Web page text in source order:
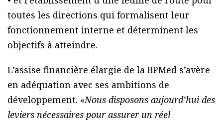
toutes les directions qui formalisent leur
fonctionnement interne et déterminent les
objectifs à atteindre.
L’assise financière élargie de la BPMed s’avère
en adéquation avec ses ambitions de
développement. «Nous disposons aujourd’hui des
leviers nécessaires pour assurer un réel